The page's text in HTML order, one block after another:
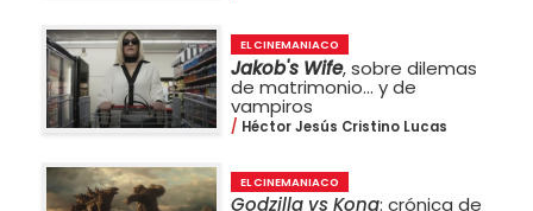
EL CINEMANIACO
Jakob's Wife, sobre dilemas
de matrimonio… y de
vampiros
Héctor Jesús Cristino Lucas
EL CINEMANIACO
Godzilla vs Kong: crónica de